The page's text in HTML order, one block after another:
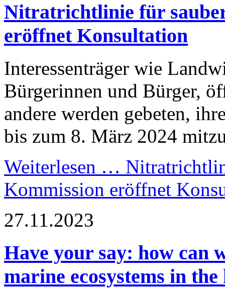
Nitratrichtlinie für
eröffnet Konsultation
Interessenträger wie
Bürgerinnen und Bürger,
andere werden gebeten,
bis zum 8. März 2024
Weiterlesen …
Kommission eröffnet
27.11.2023
Have your say: how can
marine ecosystems in the